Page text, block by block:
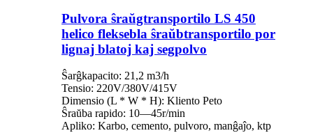
Pulvora ŝraŭgtransportilo LS 450
helico fleksebla ŝraŭbtransportilo por
lignaj blatoj kaj segpolvo
Ŝarĝkapacito: 21,2 m3/h
Tensio: 220V/380V/415V
Dimensio (L * W * H): Kliento Peto
Ŝraŭba rapido: 10—45r/min
Apliko: Karbo, cemento, pulvoro, manĝaĵo, ktp